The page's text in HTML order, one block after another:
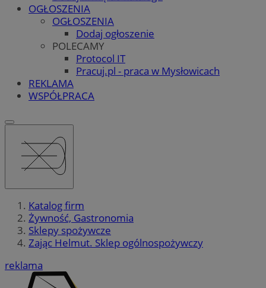
OGŁOSZENIA
OGŁOSZENIA
Dodaj ogłoszenie
POLECAMY
Protocol IT
Pracuj.pl - praca w Mysłowicach
REKLAMA
WSPÓŁPRACA
Katalog firm
Żywność, Gastronomia
Sklepy spożywcze
Zając Helmut. Sklep ogólnospożywczy
reklama